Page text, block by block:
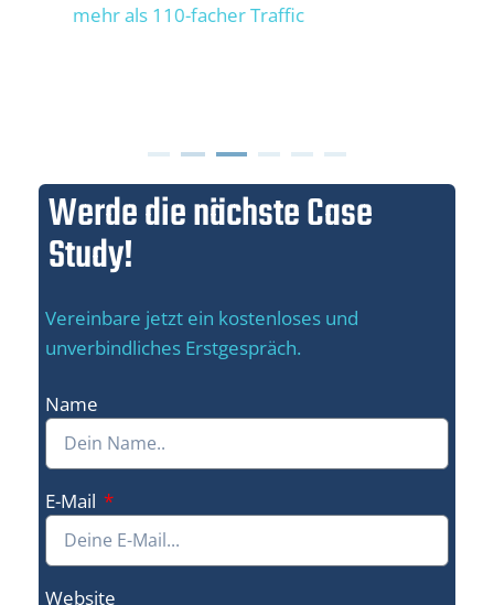
16-facher organischer Traffic
Werde die nächste Case
Study!
Vereinbare jetzt ein kostenloses und
unverbindliches Erstgespräch.
Name
E-Mail
Website